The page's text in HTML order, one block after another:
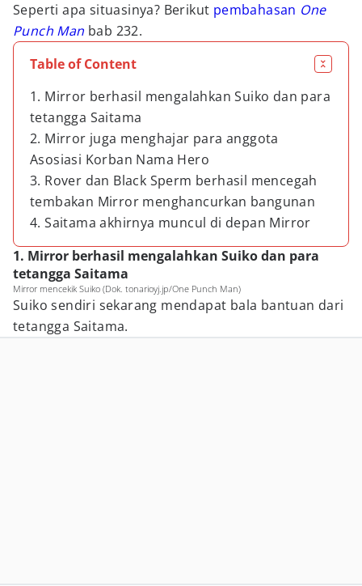
Seperti apa situasinya? Berikut pembahasan One
Punch Man bab 232.
Table of Content
1. Mirror berhasil mengalahkan Suiko dan para
tetangga Saitama
2. Mirror juga menghajar para anggota
Asosiasi Korban Nama Hero
3. Rover dan Black Sperm berhasil mencegah
tembakan Mirror menghancurkan bangunan
4. Saitama akhirnya muncul di depan Mirror
1. Mirror berhasil mengalahkan Suiko dan para
tetangga Saitama
Mirror mencekik Suiko (Dok. tonarioyj.jp/One Punch Man)
Suiko sendiri sekarang mendapat bala bantuan dari
tetangga Saitama.